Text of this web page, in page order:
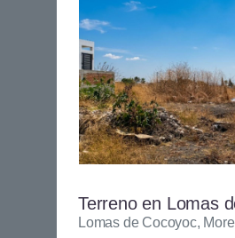
Terreno en Lomas
Lomas de Cocoyoc,